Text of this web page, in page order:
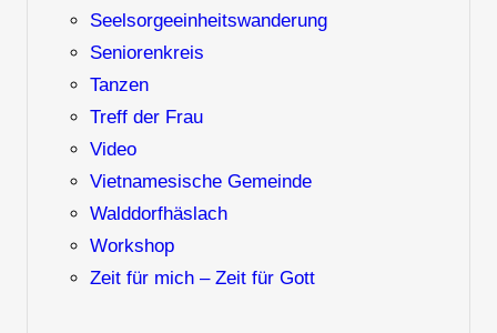
Seelsorgeeinheitswanderung
Seniorenkreis
Tanzen
Treff der Frau
Video
Vietnamesische Gemeinde
Walddorfhäslach
Workshop
Zeit für mich – Zeit für Gott